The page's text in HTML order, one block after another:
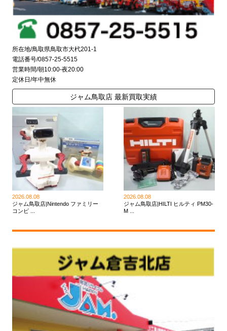
所在地/鳥取県鳥取市大杙201-1
電話番号/0857-25-5515
営業時間/朝10:00-夜20:00
定休日/年中無休
ジャム鳥取店 最新買取実績
2026.08.08
ジャム鳥取店|Nintendo ファミリー
コンピ ...
2026.08.08
ジャム鳥取店|HILTI ヒルティ PM30-
M ...